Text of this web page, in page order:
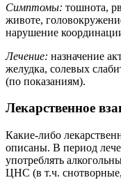
Симптомы: тошнота,
животе,
нарушение
Лечение: назначение
желудка, солевых
(по показаниям).
Лекарственное
Какие-либо
описаны. В период
употреблять
ЦНС (в т.ч.